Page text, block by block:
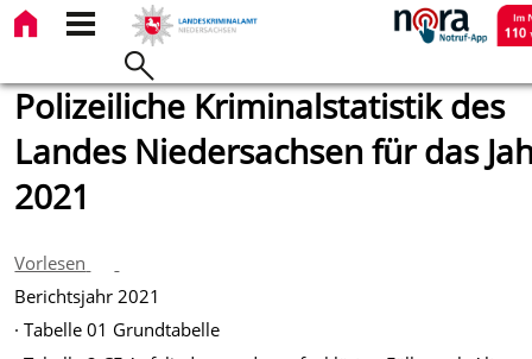
Polizeiliche Kriminalstatistik des
Landes Niedersachsen für das
2021
Vorlesen
Berichtsjahr 2021
· Tabelle 01 Grundtabelle